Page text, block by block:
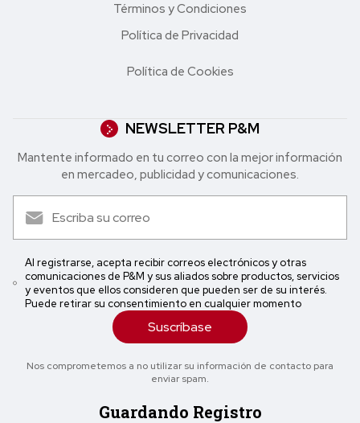
Términos y Condiciones
Política de Privacidad
Política de Cookies
NEWSLETTER P&M
Mantente informado en tu correo con la mejor in formación
en mercadeo, publicidad y comunicaciones.
Al registrarse, acepta recibir correos electrónicos y otras
comunicaciones de P&M y sus aliados sobre productos, servicios
y eventos que ellos consideren que pueden ser de su interés.
Puede retirar su consentimiento en cualquier momento
Suscríbase
Nos comprometemos a no utilizar su información de contacto para
enviar spam.
Guardando Registro